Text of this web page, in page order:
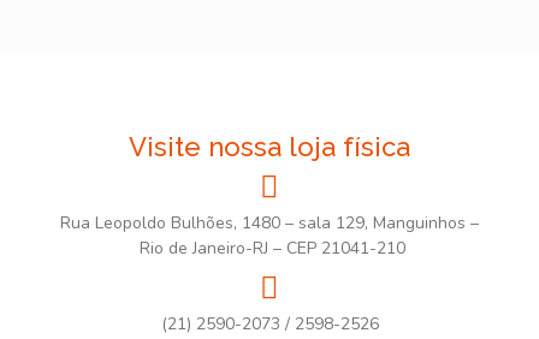
Visite nossa loja física
Rua Leopoldo Bulhões, 1480 – sala 129, Manguinhos –
Rio de Janeiro-RJ – CEP 21041-210
(21) 2590-2073 / 2598-2526